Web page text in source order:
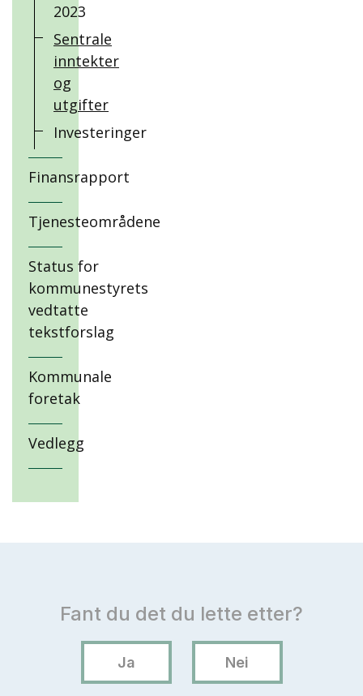
2023
Sentrale
inntekter
og
utgifter
Investeringer
Finansrapport
Tjenesteområdene
Status for
kommunestyrets
vedtatte
tekstforslag
Kommunale
foretak
Vedlegg